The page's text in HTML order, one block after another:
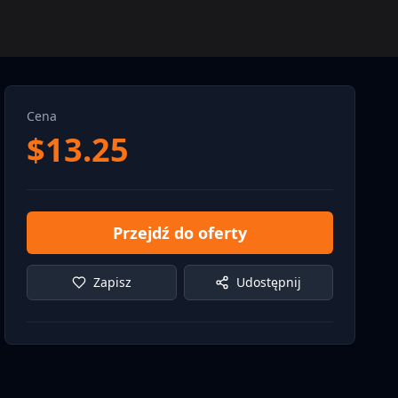
Cena
$13.25
Przejdź do oferty
Zapisz Udostępnij